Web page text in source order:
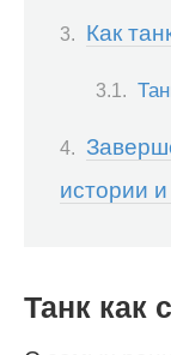
Как
истории
Танк как